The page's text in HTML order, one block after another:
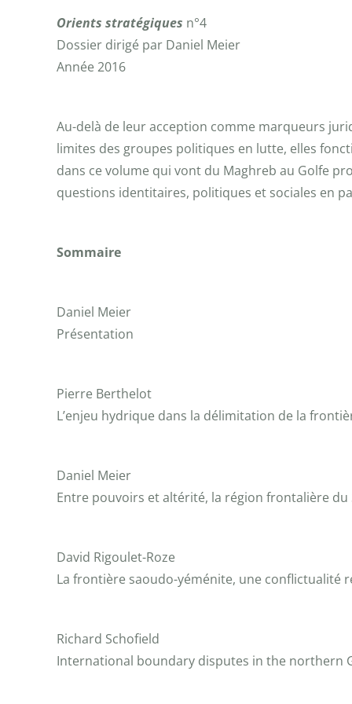
Orients stratégiques n°4
Dossier dirigé par Daniel Meier
Année 2016
Au-delà de leur acception comme marqueurs
limites des groupes politiques en lutte, elles
dans ce volume qui vont du Maghreb au Golfe
questions identitaires, politiques et sociales en
Sommaire
Daniel Meier
Présentation
Pierre Berthelot
L’enjeu hydrique dans la délimitation de la
Daniel Meier
Entre pouvoirs et altérité, la région frontalière
David Rigoulet-Roze
La frontière saoudo-yéménite, une conflictualité
Richard Schofield
International boundary disputes in the northern